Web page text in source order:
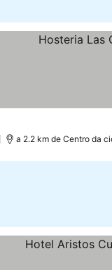
a 2.2 km de Centro da